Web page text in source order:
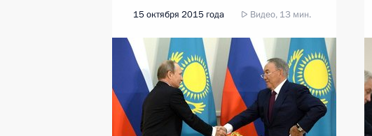
15 октября 2015 года Видео, 13 мин.